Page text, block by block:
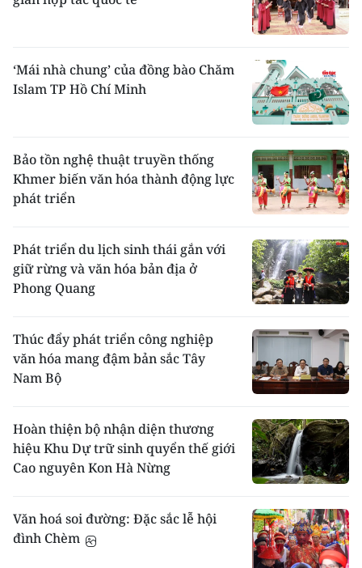
ném còn, kéo co, đua ngựa, dạo thuyền, bắn
nỏ, múa xoè, chơi quay và quả mák lẹ. Nhiều
Mỗi nhà người Thái thường có hai bếp, một
bếp để tiếp khách, sưởi ấm, một bếp khác để
nấu cơm. Chõ xôi (ninh đồng, chõ gỗ) được
đặt trên 3 ông đầu rau bằng đá. Phía trên
Thái thường dùng ghế mây tròn để ngồi
quanh bếp.
Theo cema.gov.vn
‘Mái nhà chung’ của đồng bào Chăm
Islam TP Hồ Chí Minh
Bảo tồn nghệ thuật truyền thống
Khmer biến văn hóa thành động lực
phát triển
Phát triển du lịch sinh thái gắn với
giữ rừng và văn hóa bản địa ở
Phong Quang
Thúc đẩy phát triển công nghiệp
văn hóa mang đậm bản sắc Tây
Nam Bộ
Hoàn thiện bộ nhận diện thương
hiệu Khu Dự trữ sinh quyển thế giới
Cao nguyên Kon Hà Nừng
Văn hoá soi đường: Đặc sắc lễ hội
đình Chèm